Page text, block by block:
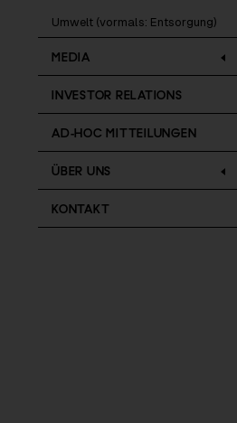
Umwelt (vormals: Entsorgung)
MEDIA
INVESTOR RELATIONS
AD-HOC MITTEILUNGEN
ÜBER UNS
KONTAKT